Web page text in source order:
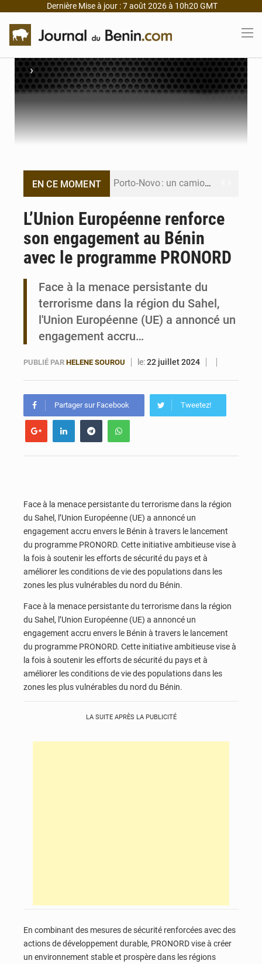
Dernière Mise à jour : 7 août 2026 à 10h20 GMT
›
EN CE MOMENT Porto‑Novo : un camion de produits pétroliers embrase Avakpa
Bénin : Djogbénou inspecte le chantier du siège de l’Assemblée
Bénin et Canada scellent un partenariat inédit
Bénin : Le CEG La Verdure de Ouèdo fait sa mue pour la rentrée
L’Union Européenne renforce
son engagement au Bénin
avec le programme PRONORD
Face à la menace persistante du
terrorisme dans la région du Sahel,
l'Union Européenne (UE) a annoncé un
engagement accru…
PUBLIÉ PAR HELENE SOUROU le:22 juillet 2024
Partager sur Facebook Tweetez!
Face à la menace persistante du terrorisme dans la région
du Sahel, l’Union Européenne (UE) a annoncé un
engagement accru envers le Bénin à travers le lancement
du programme PRONORD. Cette initiative ambitieuse vise à
la fois à soutenir les efforts de sécurité du pays et à
améliorer les conditions de vie des populations dans les
zones les plus vulnérables du nord du Bénin.
Face à la menace persistante du terrorisme dans la région
du Sahel, l’Union Européenne (UE) a annoncé un
engagement accru envers le Bénin à travers le lancement
du programme PRONORD. Cette initiative ambitieuse vise à
la fois à soutenir les efforts de sécurité du pays et à
améliorer les conditions de vie des populations dans les
zones les plus vulnérables du nord du Bénin.
LA SUITE APRÈS LA PUBLICITÉ
En combinant des mesures de sécurité renforcées avec des
actions de développement durable, PRONORD vise à créer
un environnement stable et prospère dans les régions